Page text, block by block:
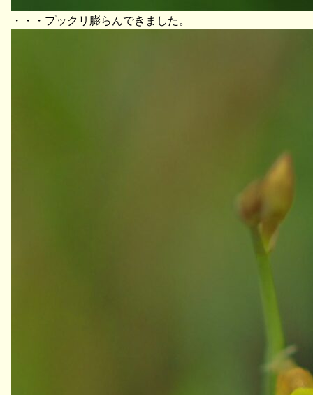
・・・プックリ膨らんできました。